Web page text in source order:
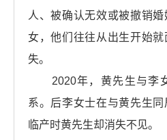
人、被确认无效或被撤销
女，他们往往从出生开始
失。
2020年，黄先生与李
系。后李女士在与黄先生
临产时黄先生却消失不见。